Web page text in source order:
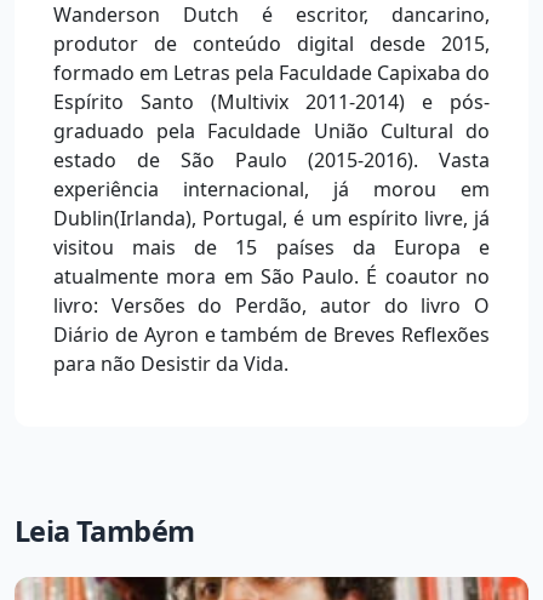
Wanderson Dutch é escritor, dancarino,
produtor de conteúdo digital desde 2015,
formado em Letras pela Faculdade Capixaba do
Espírito Santo (Multivix 2011-2014) e pós-
graduado pela Faculdade União Cultural do
estado de São Paulo (2015-2016). Vasta
experiência internacional, já morou em
Dublin(Irlanda), Portugal, é um espírito livre, já
visitou mais de 15 países da Europa e
atualmente mora em São Paulo. É coautor no
livro: Versões do Perdão, autor do livro O
Diário de Ayron e também de Breves Reflexões
para não Desistir da Vida.
Leia Também